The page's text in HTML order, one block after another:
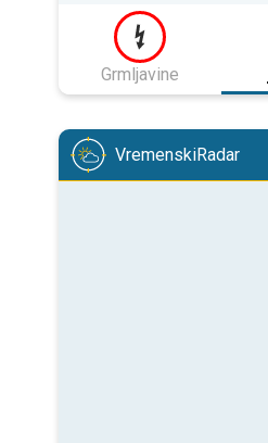
Grmljavine
VremenskiRadar